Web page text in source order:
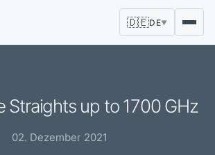
🇩🇪DE▼
Straights up to 1700 GHz
02. Dezember 2021